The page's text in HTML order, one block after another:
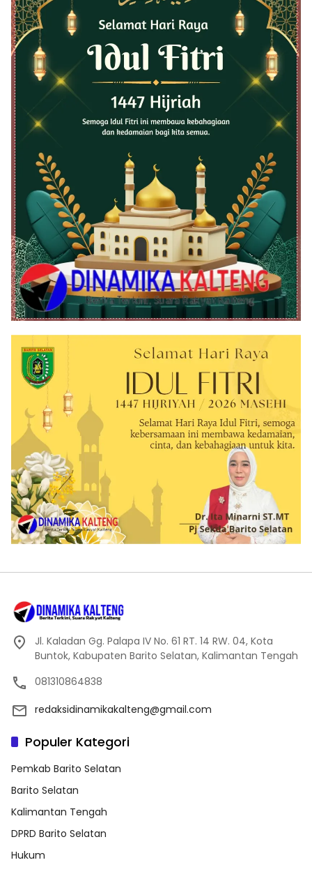
Jl. Kaladan Gg. Palapa IV No. 61 RT. 14 RW. 04, Kota
Buntok, Kabupaten Barito Selatan, Kalimantan Tengah
081310864838
redaksidinamikakalteng@gmail.com
Populer Kategori
Pemkab Barito Selatan
Barito Selatan
Kalimantan Tengah
DPRD Barito Selatan
Hukum